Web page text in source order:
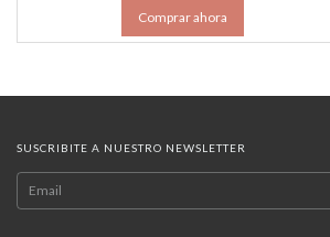
Comprar ahora
SUSCRIBITE A NUESTRO NEWSLETTER